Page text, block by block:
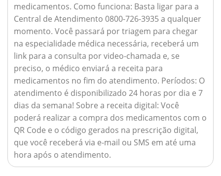
medicamentos. Como funciona: Basta ligar para a
Central de Atendimento 0800-726-3935 a qualquer
momento. Você passará por triagem para chegar
na especialidade médica necessária, receberá um
link para a consulta por video-chamada e, se
preciso, o médico enviará a receita para
medicamentos no fim do atendimento. Períodos: O
atendimento é disponibilizado 24 horas por dia e 7
dias da semana! Sobre a receita digital: Você
poderá realizar a compra dos medicamentos com o
QR Code e o código gerados na prescrição digital,
que você receberá via e-mail ou SMS em até uma
hora após o atendimento.